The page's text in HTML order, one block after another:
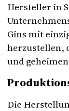
Hersteller in
Gins mit
herzustellen,
und
Die